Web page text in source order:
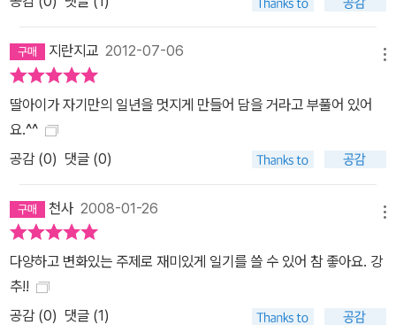
지란지교 2012-07-06
딸아이가 자기만의 일년을 멋지게 만들어 담을 거라고 부풀어 있어
요.^^
공감 (0) 댓글 (0)
천사 2008-01-26
다양하고 변화있는 주제로 재미있게 일기를 쓸 수 있어 참 좋아요. 강
추!!
공감 (0) 댓글 (1)